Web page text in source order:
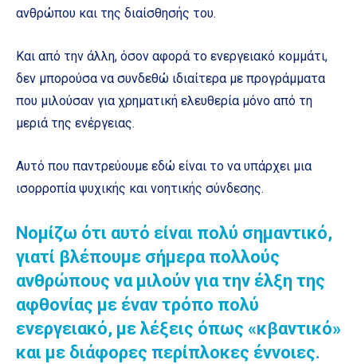
ανθρώπου και της διαίσθησής του.
Και από την άλλη, όσον αφορά το ενεργειακό κομμάτι,
δεν μπορούσα να συνδεθώ ιδιαίτερα με προγράμματα
που μιλούσαν για χρηματική ελευθερία μόνο από τη
μεριά της ενέργειας.
Αυτό που παντρεύουμε εδώ είναι το να υπάρχει μια
ισορροπία ψυχικής και νοητικής σύνδεσης.
Νομίζω ότι αυτό είναι πολύ σημαντικό,
γιατί βλέπουμε σήμερα πολλούς
ανθρώπους να μιλούν για την έλξη της
αφθονίας με έναν τρόπο πολύ
ενεργειακό, με λέξεις όπως «κβαντικό»
και με διάφορες περίπλοκες έννοιες.